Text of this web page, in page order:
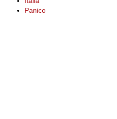
Panico